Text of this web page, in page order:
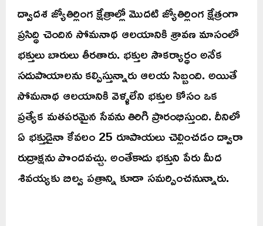
ద్వాదశ జ్యోతిర్లింగ క్షేత్రాల్లో మొదటి జ్యోతిర్లింగ క్షేత్రంగా
ప్రసిద్ధి చెందిన సోమనాథ ఆలయానికి శ్రావణ మాసంలో
భక్తులు బారులు తీరతారు. భక్తుల సౌకర్యార్ధం అనేక
సదుపాయాలను కల్పిస్తున్నారు ఆలయ సిబ్బంది. అయితే
సోమనాథ ఆలయానికి వెళ్ళలేని భక్తుల కోసం ఒక
ప్రత్యేక మతపరమైన సేవను తిరిగి ప్రారంభిస్తుంది. దీనిలో
ఏ భక్తుడైనా కేవలం 25 రూపాయలు చెల్లించడం ద్వారా
రుద్రాక్షను పొందవచ్చు. అంతేకాదు భక్తుని పేరు మీద
శివయ్యకు బిల్వ పత్రాన్ని కూడా సమర్పించనున్నారు.